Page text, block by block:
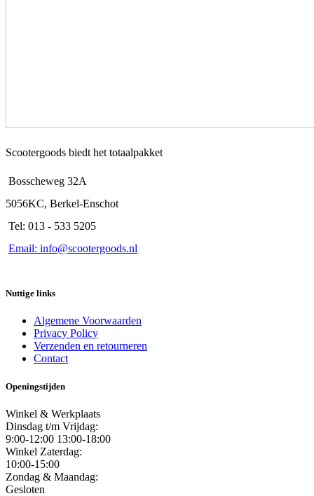
Scootergoods biedt het totaalpakket
Bosscheweg 32A
5056KC, Berkel-Enschot
Tel: 013 - 533 5205
Email: info@scootergoods.nl
Nuttige links
Algemene Voorwaarden
Privacy Policy
Verzenden en retourneren
Contact
Openingstijden
Winkel & Werkplaats
Dinsdag t/m Vrijdag:
9:00-12:00 13:00-18:00
Winkel Zaterdag:
10:00-15:00
Zondag & Maandag:
Gesloten